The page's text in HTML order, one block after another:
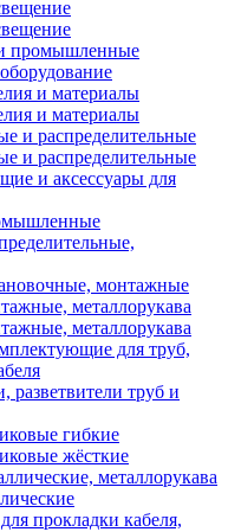
промышленные
и материалы
и материалы
и распределительные
и распределительные
и аксессуары для
монтажные
металлорукава
металлорукава
для труб,
разветвители труб и
гибкие
жёсткие
металлорукава
прокладки кабеля,